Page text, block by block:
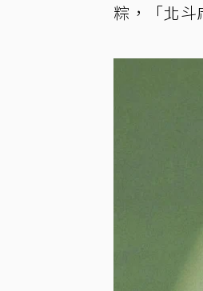
粽，「北斗